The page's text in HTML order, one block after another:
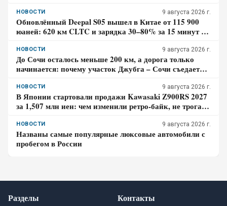
НОВОСТИ 9 августа 2026 г.
Обновлённый Deepal S05 вышел в Китае от 115 900
юаней: 620 км CLTC и зарядка 30–80% за 15 минут –
НОВОСТИ 9 августа 2026 г.
До Сочи осталось меньше 200 км, а дорога только
начинается: почему участок Джубга – Сочи съедает
НОВОСТИ 9 августа 2026 г.
В Японии стартовали продажи Kawasaki Z900RS 2027
за 1,507 млн иен: чем изменили ретро-байк, не трогая
НОВОСТИ 9 августа 2026 г.
Названы самые популярные люксовые автомобили с
пробегом в России
Разделы Контакты